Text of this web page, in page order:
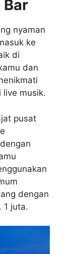
Bar
nyaman
ke
di
dan
live musik.
pusat
dengan
1 juta.